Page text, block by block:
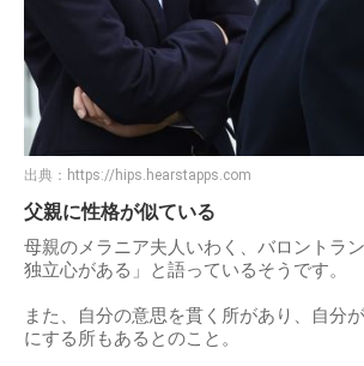
出典： https://hips.hearstapps.com
父親に性格が似ている
母親のメラニア夫人いわく、バロントラ
独立心がある」と語っているそうです。
また、自分の意思を貫く所があり、自分
にする所もあるとのこと。